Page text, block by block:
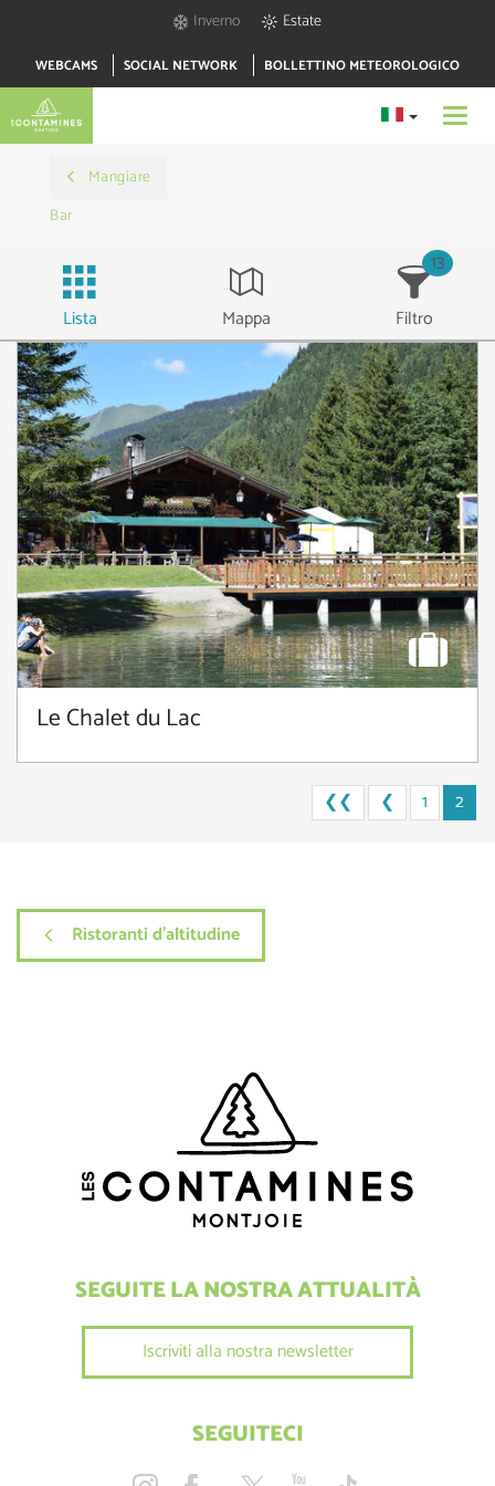
Inverno Estate
WEBCAMS SOCIAL NETWORK BOLLETTINO METEOROLOGICO
Mangiare
Bar
Lista Mappa Filtro
13
Le Chalet du Lac
❮❮ ❮ 1 2
Ristoranti d'altitudine
SEGUITE LA NOSTRA ATTUALITÀ
Iscriviti alla nostra newsletter
SEGUITECI